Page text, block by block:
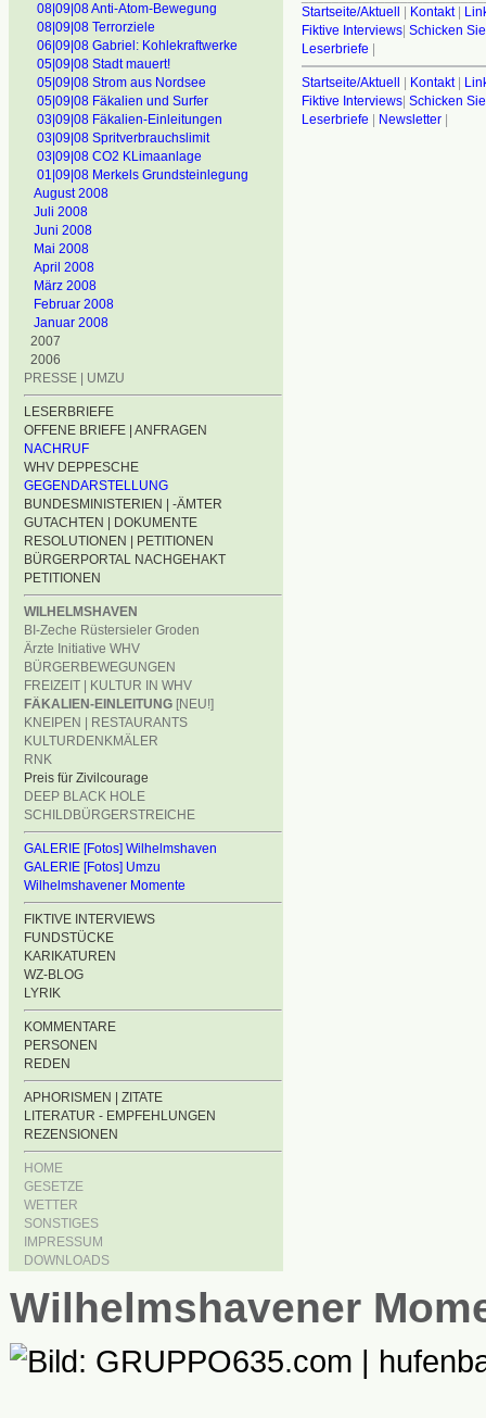
08|09|08 Anti-Atom-Bewegung
08|09|08 Terrorziele
06|09|08 Gabriel: Kohlekraftwerke
05|09|08 Stadt mauert!
05|09|08 Strom aus Nordsee
05|09|08 Fäkalien und Surfer
03|09|08 Fäkalien-Einleitungen
03|09|08 Spritverbrauchslimit
03|09|08 CO2 KLimaanlage
01|09|08 Merkels Grundsteinlegung
August 2008
Juli 2008
Juni 2008
Mai 2008
April 2008
März 2008
Februar 2008
Januar 2008
2007
2006
PRESSE | UMZU
LESERBRIEFE
OFFENE BRIEFE | ANFRAGEN
NACHRUF
WHV DEPPESCHE
GEGENDARSTELLUNG
BUNDESMINISTERIEN | -ÄMTER
GUTACHTEN | DOKUMENTE
RESOLUTIONEN | PETITIONEN
BÜRGERPORTAL NACHGEHAKT
PETITIONEN
WILHELMSHAVEN
BI-Zeche Rüstersieler Groden
Ärzte Initiative WHV
BÜRGERBEWEGUNGEN
FREIZEIT | KULTUR IN WHV
FÄKALIEN-EINLEITUNG [NEU!]
KNEIPEN | RESTAURANTS
KULTURDENKMÄLER
RNK
Preis für Zivilcourage
DEEP BLACK HOLE
SCHILDBÜRGERSTREICHE
GALERIE [Fotos] Wilhelmshaven
GALERIE [Fotos] Umzu
Wilhelmshavener Momente
FIKTIVE INTERVIEWS
FUNDSTÜCKE
KARIKATUREN
WZ-BLOG
LYRIK
KOMMENTARE
PERSONEN
REDEN
APHORISMEN | ZITATE
LITERATUR - EMPFEHLUNGEN
REZENSIONEN
HOME
GESETZE
WETTER
SONSTIGES
IMPRESSUM
DOWNLOADS
Startseite/Aktuell
Kontakt|
Fiktive Interviews| Schicken
Leserbriefe
Startseite/Aktuell Kontakt|
Fiktive Interviews| Schicken
Leserbriefe
Newsletter|
Wilhelmshavener